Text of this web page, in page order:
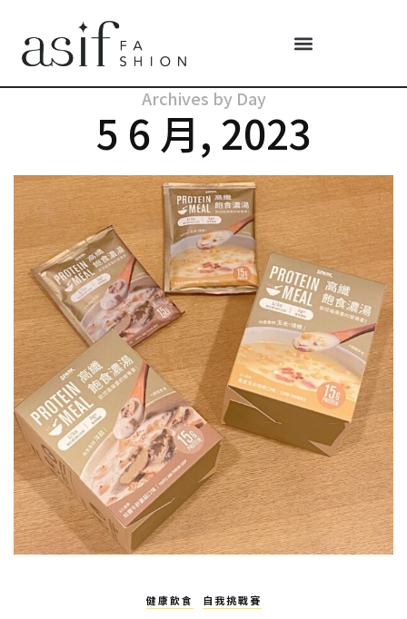
Archives by Day
5 6 月, 2023
健康飲食 自我挑戰賽